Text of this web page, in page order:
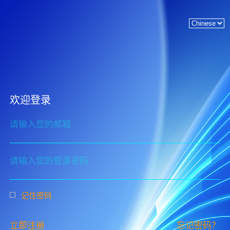
欢迎登录
请输入您的邮箱
请输入您的登录密码
记住密码
立即注册 忘记密码？